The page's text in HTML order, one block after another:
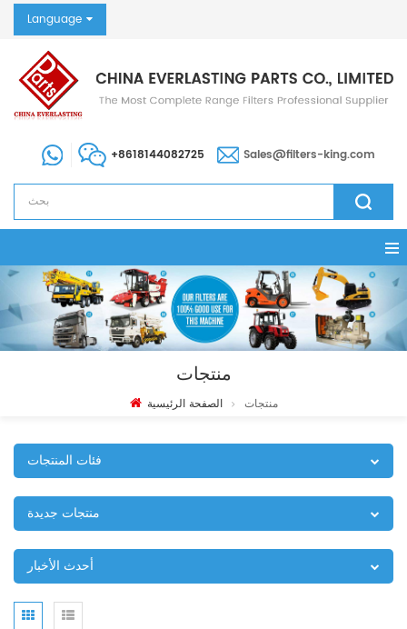
Language
+8618144082725 Sales@filters-king.com
منتجات
الصفحة الرئيسية منتجات
فئات المنتجات
منتجات جديدة
أحدث الأخبار